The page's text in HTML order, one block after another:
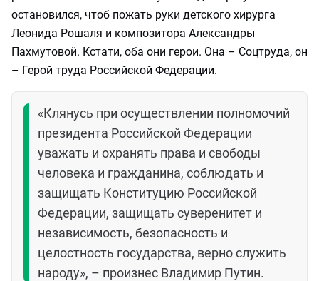
остановился, чтоб пожать руки детского хирурга
Леонида Рошаля и композитора Александры
Пахмутовой. Кстати, оба они герои. Она – Соцтруда, он
– Герой труда Российской Федерации.
«Клянусь при осуществлении полномочий
президента Российской Федерации
уважать и охранять права и свободы
человека и гражданина, соблюдать и
защищать Конституцию Российской
Федерации, защищать суверенитет и
независимость, безопасность и
целостность государства, верно служить
народу», – произнес Владимир Путин.